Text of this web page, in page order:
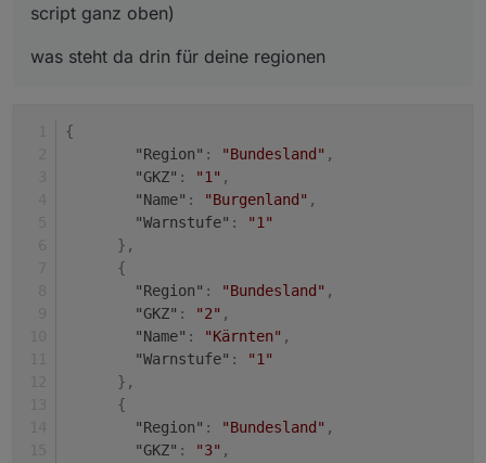
script ganz oben)
was steht da drin für deine regionen
{
"Region" : "Bundesland" ,
"GKZ" : "1" ,
"Name" : "Burgenland" ,
"Warnstufe" :
"1"
} ,
{
"Region" : "Bundesland" ,
"GKZ" : "2" ,
"Name" : "Kärnten" ,
"Warnstufe" :
"1"
} ,
{
"Region" : "Bundesland" ,
"GKZ" : "3" ,